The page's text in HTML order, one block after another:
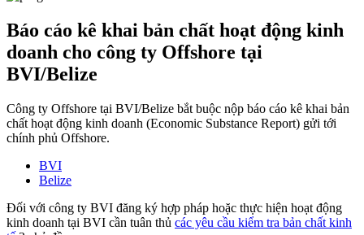
Báo cáo kê khai bản chất hoạt động kinh
doanh cho công ty Offshore tại
BVI/Belize
Công ty Offshore tại BVI/Belize bắt buộc nộp báo cáo kê khai bản
chất hoạt động kinh doanh (Economic Substance Report) gửi tới
chính phủ Offshore.
BVI
Belize
Đối với công ty BVI đăng ký hợp pháp hoặc thực hiện hoạt động
kinh doanh tại BVI cần tuân thủ các yêu cầu kiểm tra bản chất kinh